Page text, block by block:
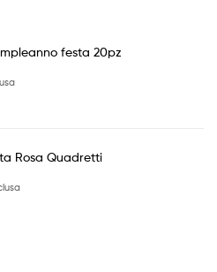
festa 20pz
Rosa Quadretti